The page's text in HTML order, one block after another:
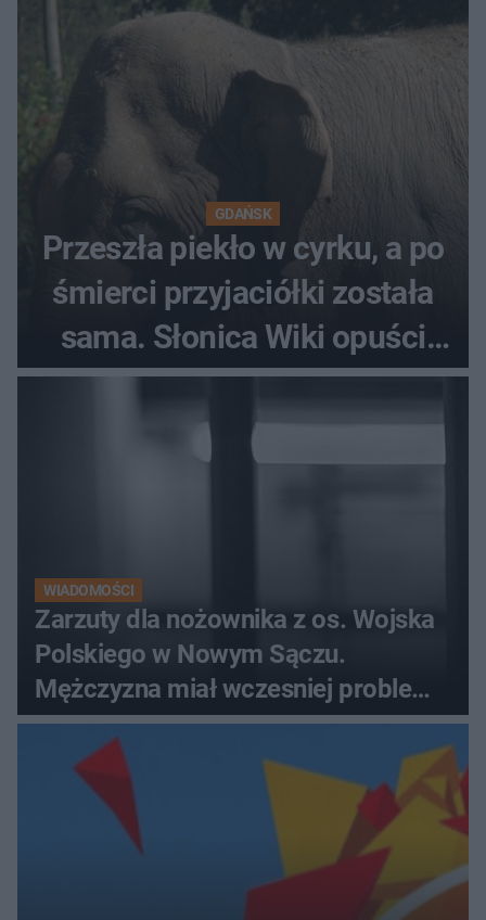
GDAŃSK
Przeszła piekło w cyrku, a po
śmierci przyjaciółki została
sama. Słonica Wiki opuści
gdańskie zoo?
WIADOMOŚCI
Zarzuty dla nożownika z os. Wojska
Polskiego w Nowym Sączu.
Mężczyzna miał wczesniej problemy
z prawem